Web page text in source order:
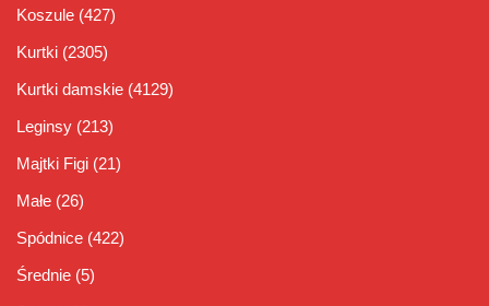
Koszule (427)
Kurtki (2305)
Kurtki damskie (4129)
Leginsy (213)
Majtki Figi (21)
Małe (26)
Spódnice (422)
Średnie (5)